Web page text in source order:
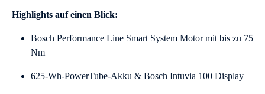
Highlights auf einen Blick:
Bosch Performance Line Smart System Motor mit bis zu 75
Nm
625-Wh-PowerTube-Akku & Bosch Intuvia 100 Display